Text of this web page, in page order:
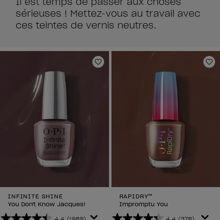
sérieuses ! Mettez-vous au travail avec
ces teintes de vernis neutres.
Ajouter aux favoris
INFINITE SHINE
You Don't Know Jacques!
RAPIDRY™
Impromptu You